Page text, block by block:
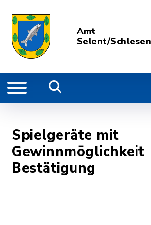
Amt
Selent/Schlesen
Spielgeräte mit
Gewinnmöglichkeit
Bestätigung